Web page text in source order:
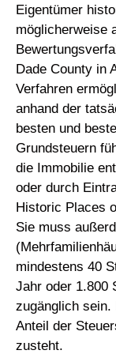
Eigentümer
möglicherweise
Dade County in
Verfahren
anhand der
besten und
Grundsteuern
die Immobilie
oder durch
Historic Places
Sie muss
mindestens 40
Jahr oder 1.800
zugänglich sein.
Anteil der
zusteht.